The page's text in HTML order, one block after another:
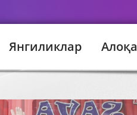
Янгиликлар Алоқа